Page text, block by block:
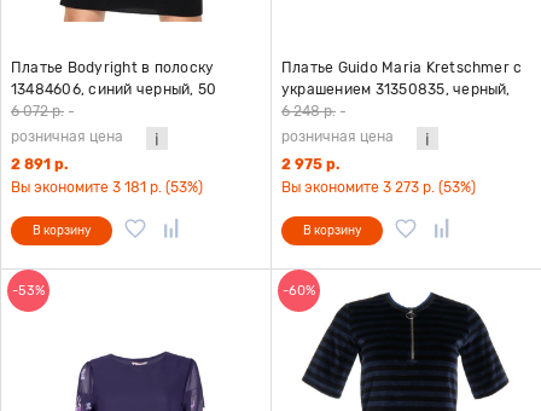
Платье Bodyright в полоску
13484606, синий черный, 50
6 072 р. -
розничная цена
2 891 р.
Вы экономите 3 181 р. (53%)
В корзину
Платье Guido Maria Kretschmer с
украшением 31350835, черный,
34
6 248 р. -
розничная цена
2 975 р.
Вы экономите 3 273 р. (53%)
В корзину
-53% -60%